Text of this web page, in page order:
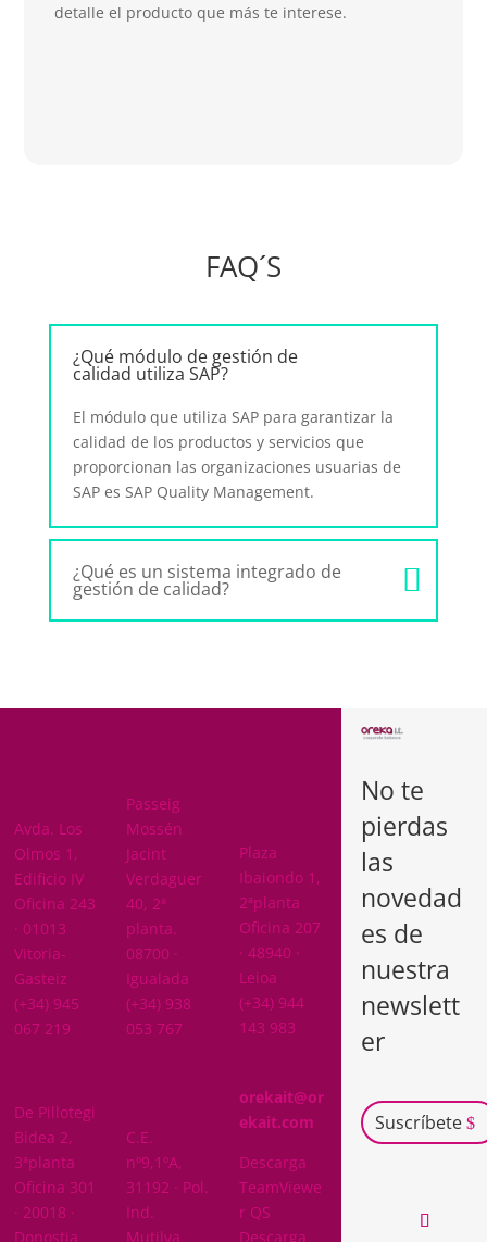
detalle el producto que más te interese.
FAQ´S
¿Qué módulo de gestión de
calidad utiliza SAP?
El módulo que utiliza SAP para garantizar la
calidad de los productos y servicios que
proporcionan las organizaciones usuarias de
SAP es SAP Quality Management.
¿Qué es un sistema integrado de
gestión de calidad?
Avda. Los
Olmos 1,
Edificio IV
Oficina 243
· 01013
Vitoria-
Gasteiz
(+34) 945
067 219
Passeig
Mossén
Jacint
Verdaguer
40, 2ª
planta.
08700 ·
Igualada
(+34) 938
053 767
Plaza
Ibaiondo 1,
2ªplanta
Oficina 207
· 48940 ·
Leioa
(+34) 944
143 983
De Pillotegi
Bidea 2,
3ªplanta
Oficina 301
· 20018 ·
Donostia
C.E.
nº9,1ºA,
31192 · Pol.
Ind.
Mutilva
orekait@or
ekait.com
Descarga
TeamViewe
r QS
Descarga
No te
pierdas
las
novedad
es de
nuestra
newslett
er
Suscríbete